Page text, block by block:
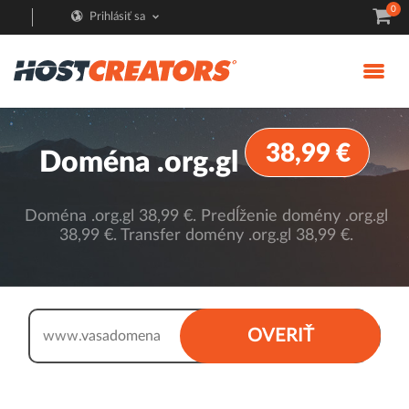
Prihlásiť sa
0
Doména .org.gl 38,99 €
Doména .org.gl 38,99 €. Predĺženie domény .org.gl
38,99 €. Transfer domény .org.gl 38,99 €.
OVERIŤ
www.